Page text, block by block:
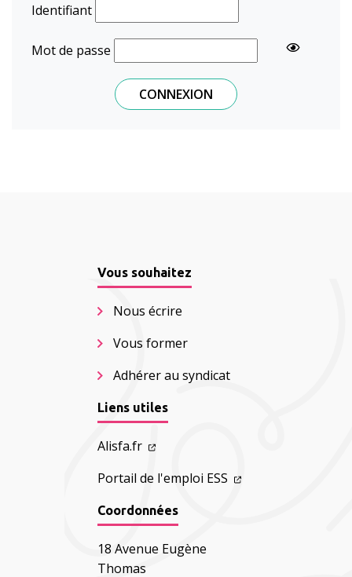
Identifiant
Mot de passe
Vous souhaitez
Nous écrire
Vous former
Adhérer au syndicat
Liens utiles
Alisfa.fr
Portail de l'emploi ESS
Coordonnées
18 Avenue Eugène
Thomas